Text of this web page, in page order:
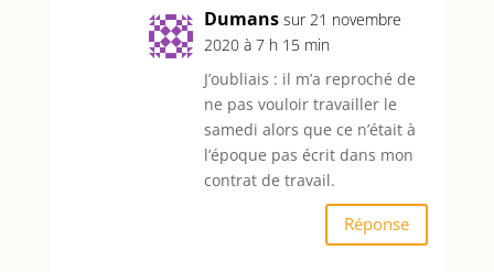
Dumans sur 21 novembre
2020 à 7 h 15 min
J’oubliais : il m’a reproché de
ne pas vouloir travailler le
samedi alors que ce n’était à
l’époque pas écrit dans mon
contrat de travail.
Réponse